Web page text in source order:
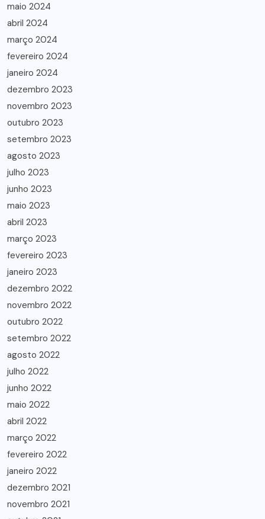
maio 2024
abril 2024
março 2024
fevereiro 2024
janeiro 2024
dezembro 2023
novembro 2023
outubro 2023
setembro 2023
agosto 2023
julho 2023
junho 2023
maio 2023
abril 2023
março 2023
fevereiro 2023
janeiro 2023
dezembro 2022
novembro 2022
outubro 2022
setembro 2022
agosto 2022
julho 2022
junho 2022
maio 2022
abril 2022
março 2022
fevereiro 2022
janeiro 2022
dezembro 2021
novembro 2021